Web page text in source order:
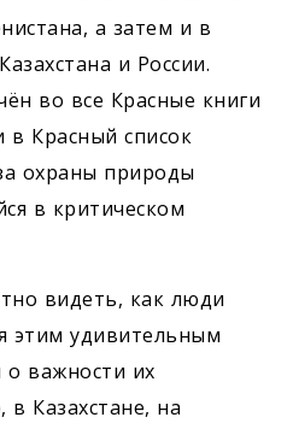
а затем и в
и России.
во все Красные книги
в Красный список
охраны природы
в критическом
видеть, как люди
этим удивительным
важности их
Казахстане, на